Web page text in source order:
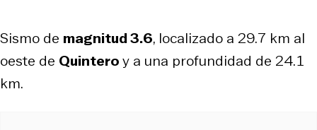
Sismo de magnitud 3.6, localizado a 29.7 km al
oeste de Quinteroy a una profundidad de 24.1
km.